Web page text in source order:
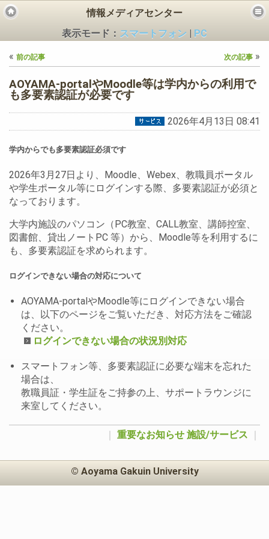
情報メディアセンター
表示モード： スマートフォン
PC
« 前の記事 次の記事 »
AOYAMA-portalやMoodle等は学内からの利用で
も多要素認証が必要です
2026年4月13日 08:41
学内からでも多要素認証必須です
2026年3月27日より、Moodle、Webex、教職員ポータル
や学生ポータル等にログインする際、多要素認証が必須と
なっております。
大学内施設のパソコン（PC教室、CALL教室、講師控室、
図書館、貸出ノートPC 等）から、Moodle等を利用するに
も、多要素認証を求められます。
ログインできない場合の対応について
AOYAMA-portalやMoodle等にログインできない場合
は、以下のページをご覧いただき、対応方法をご確認
ください。
ログインできない場合の状況別対応
スマートフォン等、多要素認証に必要な端末を忘れた
場合は、
教職員証・学生証をご持参の上、サポートラウンジに
来室してください。
｜ 重要なお知らせ 施設/サービス ｜
© Aoyama Gakuin University